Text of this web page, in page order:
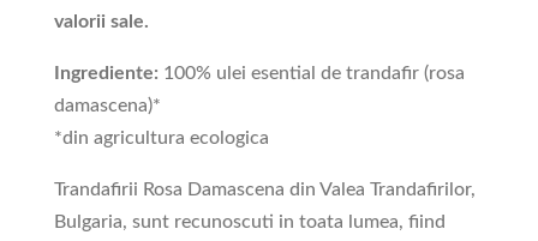
valorii sale.
Ingrediente: 100% ulei esential de trandafir (rosa
damascena)*
*din agricultura ecologica
Trandafirii Rosa Damascena din Valea Trandafirilor,
Bulgaria, sunt recunoscuti in toata lumea, fiind